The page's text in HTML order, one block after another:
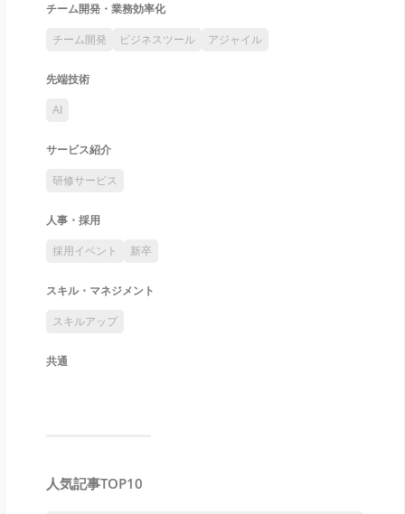
チーム開発・業務効率化
チーム開発 ビジネスツール アジャイル
先端技術
AI
サービス紹介
研修サービス
人事・採用
採用イベント 新卒
スキル・マネジメント
スキルアップ
共通
人気記事TOP10